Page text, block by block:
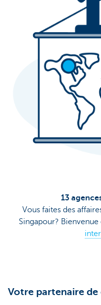
13
Vous faites des
Singapour? Bienvenue
Votre partenaire